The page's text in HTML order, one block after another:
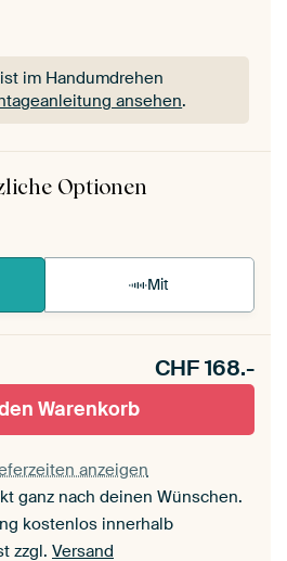
im Handumdrehen
ansehen.
im Handumdrehen
ansehen
Optionen
Mit
CHF168.-
Warenkorb
anzeigen
ganz nach deinen Wünschen.
kostenlos innerhalb
zzgl. Versand